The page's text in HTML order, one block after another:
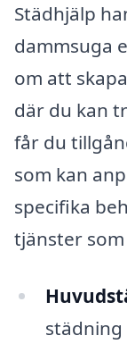
Städhjälp
dammsuga
om att
där du kan
får du
som kan
specifika
tjänster